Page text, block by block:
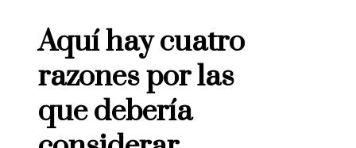
Aquí hay cuatro
razones por las
que debería